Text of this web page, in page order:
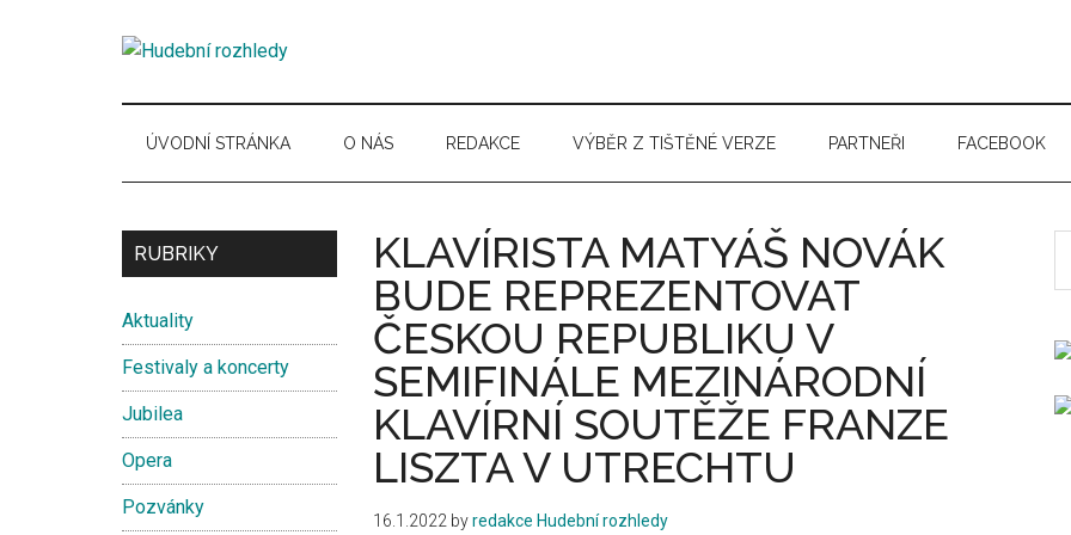
Hudební
rozhledy
pro
hudební
ÚVODNÍ STRÁNKA O NÁS REDAKCE VÝBĚR Z TIŠTĚNÉ VERZE PARTNEŘI FACEBOOK
KLAVÍRISTA MATYÁŠ NOVÁK
BUDE REPREZENTOVAT
ČESKOU REPUBLIKU V
SEMIFINÁLE MEZINÁRODNÍ
KLAVÍRNÍ SOUTĚŽE FRANZE
LISZTA V UTRECHTU
16.1.2022 byredakce Hudební rozhledy
...
Secondary
RUBRIKY
Aktuality
Festivaly a koncerty
Jubilea
Opera
Pozvánky